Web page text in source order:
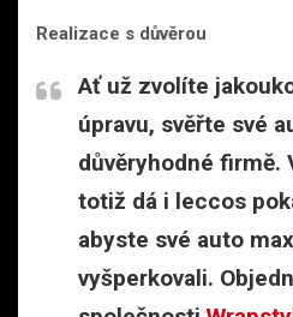
Realizace s důvěrou
Ať už zvolíte
úpravu, svěřte své
důvěryhodné firmě.
totiž dá i leccos
abyste své auto
vyšperkovali.